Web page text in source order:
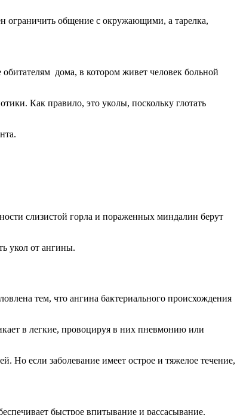
ограничить общение с окружающими, а тарелка,
дома, в котором живет человек больной
Как правило, это уколы, поскольку глотать
слизистой горла и пораженных миндалин берут
укол от ангины.
тем, что ангина бактериального происхождения
в легкие, провоцируя в них пневмонию или
Но если заболевание имеет острое и тяжелое течение,
быстрое впитывание и рассасывание.